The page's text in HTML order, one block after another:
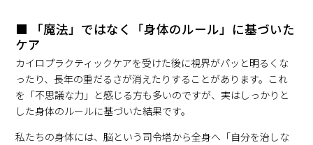
■ 「魔法」ではなく「身体のルール」に基づいた
ケア
カイロプラクティックケアを受けた後に視界がパッと明るくな
ったり、長年の重だるさが消えたりすることがあります。これ
を「不思議な力」と感じる方も多いのですが、実はしっかりと
した身体のルールに基づいた結果です。
私たちの身体には、脳という司令塔から全身へ「自分を治しな